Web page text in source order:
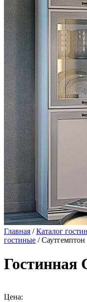
Главная /Каталог
гостиные / Саутгемптон
Гостинная
Цена: